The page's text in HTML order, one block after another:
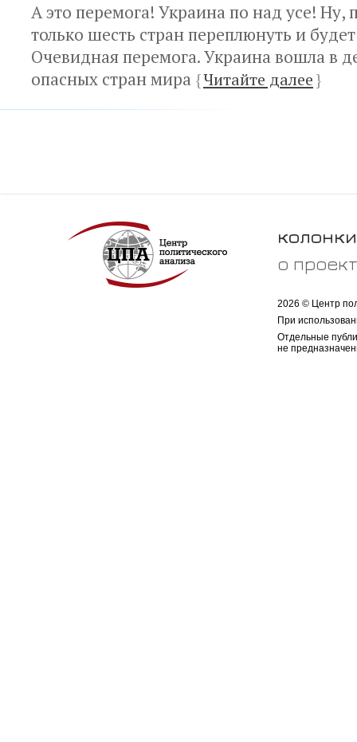
А это перемога! Украина по над усе! Ну,
только шесть стран переплюнуть и
Очевидная перемога. Украина вошла в
опасных стран мира {Читайте далее}
колонки
о
2026 © Центр
При
Отдельные
не